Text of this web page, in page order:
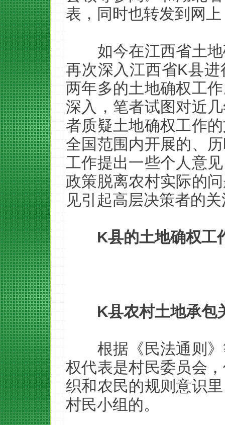
表，同时也转发到网
如今在江西省土
再次深入江西省K县
两年多的土地确权工
深入，笔者试图对近
者质疑土地确权工作
全国范围内开展的、
工作提出一些个人意
政策脱离农村实际的
见引起高层决策者的
K县的土地确权工
K县农村土地承包
根据《民法通则
权代表是村民委员会
织和农民的规则意识
村民小组的。